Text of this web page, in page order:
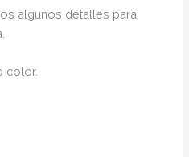
algunos detalles para
color.